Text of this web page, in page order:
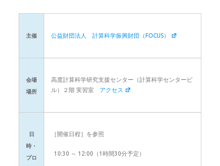
主催 公益財団法人 計算科学振興財団（FOCUS）
会場
場所
高度計算科学研究支援センター（計算科学センタービ
ル）２階 実習室 アクセス
日
時・
プロ
［開催日程］を参照
10:30 ～ 12:00（1時間30分予定）